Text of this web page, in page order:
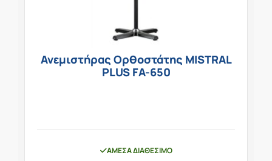
Ανεμιστήρας Ορθοστάτης MISTRAL
PLUS FA-650
ΆΜΕΣΑ ΔΙΑΘΈΣΙΜΟ